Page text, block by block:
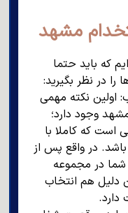
مشهد
که باید حتما
در نظر بگیرید:
اولین نکته مهمی
وجود دارد؛
است که کاملا با
در واقع پس از
در مجموعه
دلیل هم انتخاب